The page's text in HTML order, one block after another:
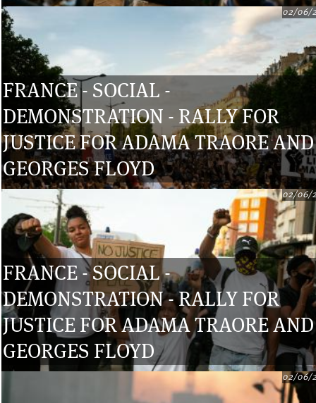
FRANCE - SOCIAL -
DEMONSTRATION - RALLY FOR
JUSTICE FOR ADAMA TRAORE AND
GEORGES FLOYD
02/06/
FRANCE - SOCIAL -
DEMONSTRATION - RALLY FOR
JUSTICE FOR ADAMA TRAORE AND
GEORGES FLOYD
02/06/
02/06/